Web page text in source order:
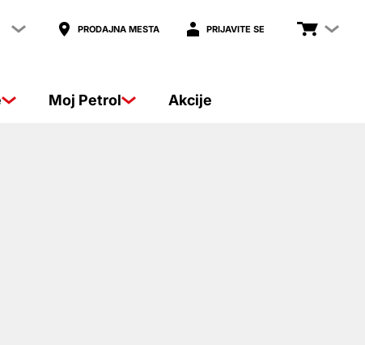
PRODAJNA MESTA PRIJAVITE SE
Moj Petrol Akcije